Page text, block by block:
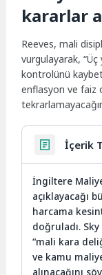
kararlar
Reeves, mali
vurgulayarak,
kontrolünü
enflasyon ve faiz
İçerik
İngiltere Maliye
açıklayacağı
harcama
doğruladı.
“mali kara
ve kamu
alınacağını